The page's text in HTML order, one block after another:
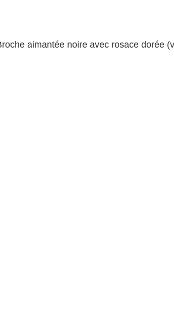
aimantée noire avec rosace dorée